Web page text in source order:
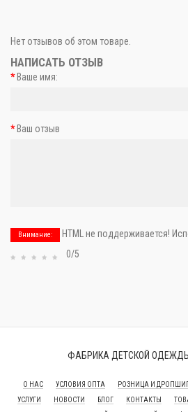
Нет отзывов об этом товаре.
НАПИСАТЬ ОТЗЫВ
Ваше имя:
Ваш отзыв
Внимание:
HTML не поддерживается!
0/5
ФАБРИКА ДЕТСКОЙ ОДЕЖДЫ
О НАС УСЛОВИЯ ОПТА РОЗНИЦА И
УСЛУГИ
НОВОСТИ БЛОГ КОНТАКТЫ